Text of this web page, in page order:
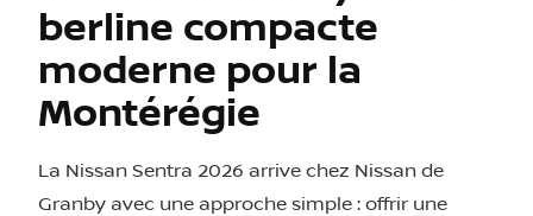
berline compacte
moderne pour la
Montérégie
La Nissan Sentra 2026 arrive chez Nissan de
Granby avec une approche simple : offrir une